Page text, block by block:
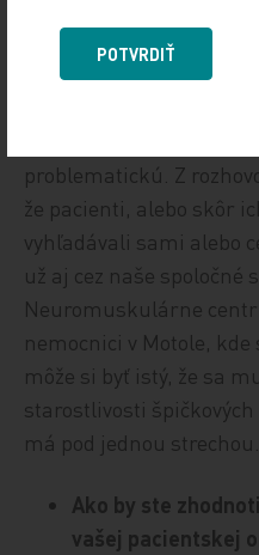
My sa v mnohom
Tým zásadným je
problematickú. Z
že pacienti, alebo skôr
vyhľadávali sami alebo
už aj cez naše spoločné
Neuromuskulárne
nemocnici v Motole,
môže si byť istý, že sa
starostlivosti
má pod jednou
Ako by ste
vašej pacientskej
POTVRDIŤ